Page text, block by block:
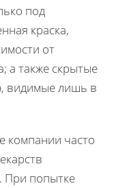
под
краска,
от
а также скрытые
видимые лишь в
компании часто
При попытке